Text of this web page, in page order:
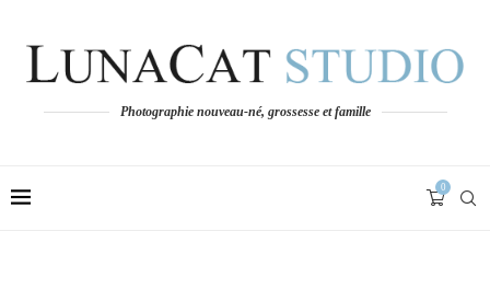
Photographie nouveau-né, grossesse et famille
0